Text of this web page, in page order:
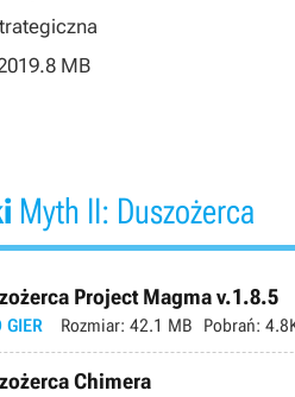
MB
Myth II: Duszożerca
Project Magma v.1.8.5
GIER Rozmiar: 42.1 MB Pobrań:
Chimera